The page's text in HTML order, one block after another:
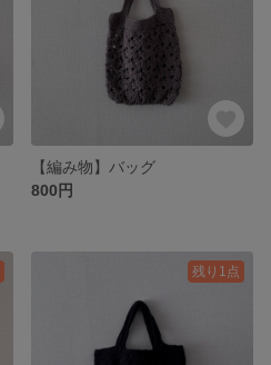
【編み物】バッグ
800円
残り1点